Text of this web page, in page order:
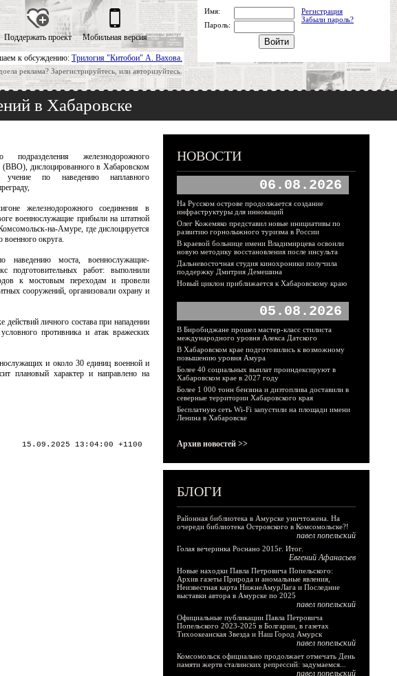
к обсуждению: Трилогия "Китобои" А. Вахова.
реклама? Зарегистрируйтесь, или авторизуйтесь.
Поддержать проект Мобильная версия
Имя:
Регистрация
Забыли пароль?
Пароль:
в Хабаровске
подразделения железнодорожного
(ВВО), дислоцированного в Хабаровском
учение по наведению наплавного
железнодорожного соединения в
военнослужащие прибыли на штатной
на-Амуре, где дислоцируется
военного округа.
моста, военнослужащие-
подготовительных работ: выполнили
к мостовым переходам и провели
сооружений, организовали охрану и
личного состава при нападении
противника и атак вражеских
и около 30 единиц военной и
плановый характер и направлено на
15.09.2025 13:04:00 +1100
НОВОСТИ
06.08.2026
На Русском острове продолжается создание
инфраструктуры для инноваций
Олег Кожемяко представил новые инициативы по
развитию горнолыжного туризма в России
В краевой больнице имени Владимирцева освоили
новую методику восстановления после инсульта
Дальневосточная студия кинохроники получила
поддержку Дмитрия Демешина
Новый циклон приближается к Хабаровскому краю
05.08.2026
В Биробиджане прошел мастер-класс стилиста
международного уровня Алекса Датского
В Хабаровском крае подготовились к возможному
повышению уровня Амура
Более 40 социальных выплат проиндексируют в
Хабаровском крае в 2027 году
Более 1 000 тонн бензина и дизтоплива доставили в
северные территории Хабаровского края
Бесплатную сеть Wi-Fi запустили на площади имени
Ленина в Хабаровске
Архив новостей >>
БЛОГИ
Районная библиотека в Амурске уничтожена. На
очереди библиотека Островского в Комсомольске?!
павел попельский
Голая вечеринка Роснано 2015г. Итог.
Евгений Афанасьев
Новые находки Павла Петровича Попельского:
Архив газеты Природа и аномальные явления,
Неизвестная карта НижнеАмурЛага и Последние
выставки автора в Амурске по 2025
павел попельский
Официальные публикации Павла Петровича
Попельского 2023-2025 в Болгарии, в газетах
Тихоокеанская Звезда и Наш Город Амурск
павел попельский
Комсомольск официально продолжает отмечать День
памяти жертв сталинских репрессий: задумаемся...
павел попельский